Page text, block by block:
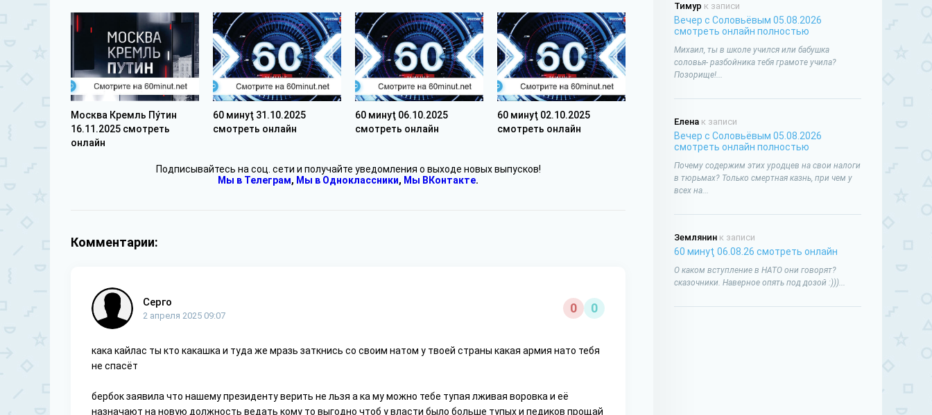
Москва Кремль Пýтин
16.11.2025 смотреть
онлайн
60 минуţ 31.10.2025
смотреть онлайн
60 минуţ 06.10.2025
смотреть онлайн
60 минуţ 02.10.2025
смотреть онлайн
Подписывайтесь на соц. сети и получайте уведомления о выходе новых выпусков!
Мы в Телеграм, Мы в Одноклассники, Мы ВКонтакте.
Комментарии:
Серго
2 апреля 2025 09:07
0 0
кака кайлас ты кто какашка и туда же мразь заткнись со своим натом у твоей страны какая армия нато тебя
не спасёт
бербок заявила что нашему президенту верить не льзя а ка му можно тебе тупая лживая воровка и её
назначают на новую должность ведать кому то выгодно чтоб у власти было больше тупых и педиков прощай
Тимур к записи
Вечер с Соловьёвым 05.08.2026
смотреть онлайн полностью
Михаил, ты в школе учился или бабушка
соловья- разбойника тебя грамоте учила?
Позорище!...
Елена к записи
Вечер с Соловьёвым 05.08.2026
смотреть онлайн полностью
Почему содержим этих уродцев на свои налоги
в тюрьмах? Только смертная казнь, при чем у
всех на...
Землянин к записи
60 минуţ 06.08.26 смотреть онлайн
О каком вступление в НАТО они говорят?
сказочники. Наверное опять под дозой :)))...